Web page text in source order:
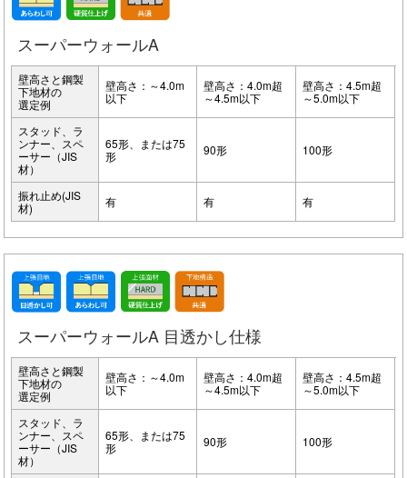
スーパーウォールA
壁高さと鋼製
下地材の
選定例
壁高さ：～4.0m
以下
壁高さ：4.0m超
～4.5m以下
壁高さ：4.5m超
～5.0m以下
スタッド、ラ
ンナー、スペ
ーサー（JIS
材）
65形、または75
形
90形 100形
振れ止め(JIS
材)
有 有 有
スーパーウォールA 目透かし仕様
壁高さと鋼製
下地材の
選定例
壁高さ：～4.0m
以下
壁高さ：4.0m超
～4.5m以下
壁高さ：4.5m超
～5.0m以下
スタッド、ラ
ンナー、スペ
ーサー（JIS
材）
65形、または75
形
90形 100形